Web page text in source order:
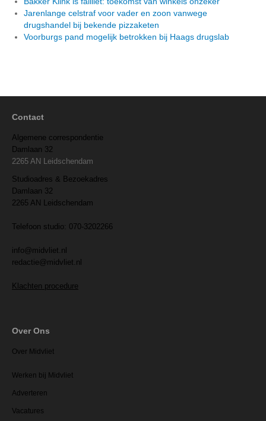
Jarenlange celstraf voor vader en zoon vanwege
drugshandel bij bekende pizzaketen
Voorburgs pand mogelijk betrokken bij Haags drugslab
Contact
Algemene correspondentie
Damlaan 32
2265 AN Leidschendam
Studioadres & Bezoekadres
Damlaan 32
2265 AN Leidschendam
Telefoon studio: 070-3202266
info@midvliet.nl
redactie@midvliet.nl
Klachten procedure
Over Ons
Over Midvliet
Werken bij Midvliet
Adverteren
Vacatures